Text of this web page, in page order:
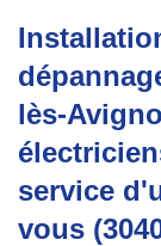
lès-
service
vous